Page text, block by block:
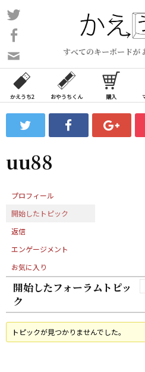
コ
ン
ン
ツ
ス
ッ
すべてのキーボードが
い
合
わ
フ
ォ
ム
かえうち2 おやうちくん 購入
uu88
プロフィール
開始したトピック
返信
エンゲージメント
お気に入り
開始したフォーラムトピッ
ク
トピックが見つかりませんでした。